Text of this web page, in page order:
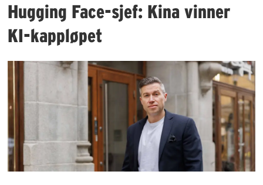
Hugging Face-sjef: Kina vinner
KI-kappløpet